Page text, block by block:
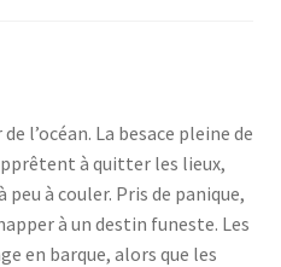
l’océan. La besace pleine de
à quitter les lieux,
à couler. Pris de panique,
à un destin funeste. Les
en barque, alors que les